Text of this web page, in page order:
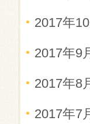
2017年10
2017年9
2017年8
2017年7